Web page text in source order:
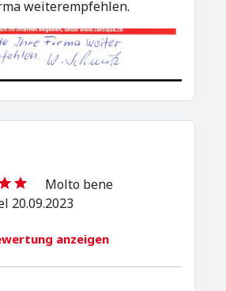
weiterempfehlen.
Molto bene
20.09.2023
anzeigen